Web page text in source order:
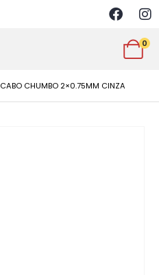
0
CABO CHUMBO 2×0.75MM CINZA